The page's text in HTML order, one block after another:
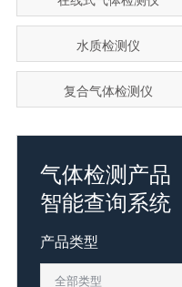
水质检测仪
复合气体检测仪
气体检测产品
智能查询系统
产品类型